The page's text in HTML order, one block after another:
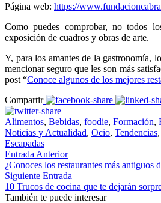
Página web: https://
Como puedes comprobar, no todos
exposición de cuadros y obras de arte.
Y, para los amantes de la gastronomía,
mencionar seguro que les son más
post “Conoce algunos de los mejores
Compartir
Alimentos, Bebidas, foodie, Formación,
Noticias y Actualidad, Ocio, Tendencias,
Escapadas
Entrada Anterior
¿Conoces los restaurantes más antiguos
Siguiente Entrada
10 Trucos de cocina que te dejarán
También te puede interesar